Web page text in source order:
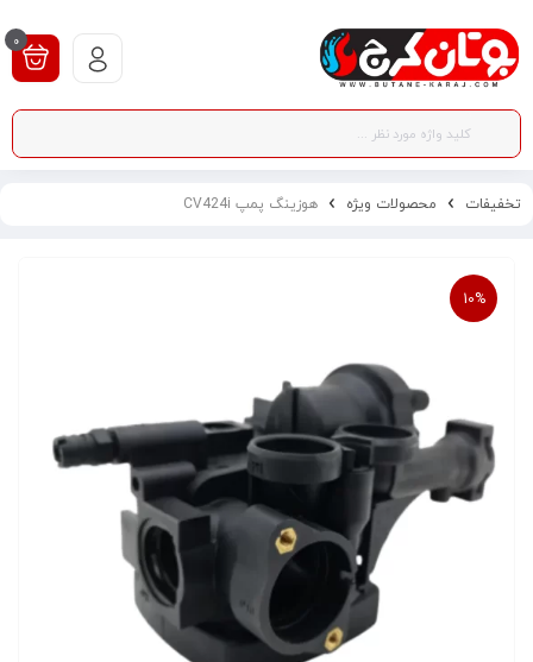
0
تخفیفات محصولات ویژه هوزینگ پمپ CV424i
10%